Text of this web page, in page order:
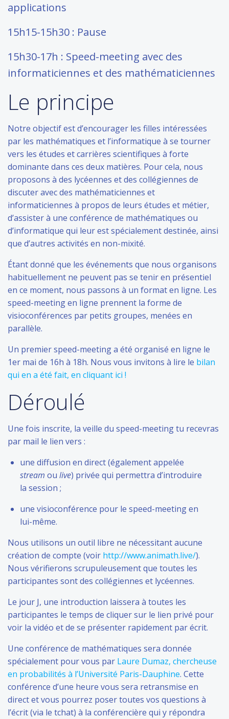
applications
15h15-15h30 : Pause
15h30-17h : Speed-meeting avec des
informaticiennes et des mathématiciennes
Le principe
Notre objectif est d’encourager les filles intéressées
par les mathématiques et l’informatique à se tourner
vers les études et carrières scientifiques à forte
dominante dans ces deux matières. Pour cela, nous
proposons à des lycéennes et des collégiennes de
discuter avec des mathématiciennes et
informaticiennes à propos de leurs études et métier,
d’assister à une conférence de mathématiques ou
d’informatique qui leur est spécialement destinée, ainsi
que d’autres activités en non-mixité.
Étant donné que les événements que nous organisons
habituellement ne peuvent pas se tenir en présentiel
en ce moment, nous passons à un format en ligne. Les
speed-meeting en ligne prennent la forme de
visioconférences par petits groupes, menées en
parallèle.
Un premier speed-meeting a été organisé en ligne le
1er mai de 16h à 18h. Nous vous invitons à lire le bilan
qui en a été fait, en cliquant ici !
Déroulé
Une fois inscrite, la veille du speed-meeting tu recevras
par mail le lien vers :
une diffusion en direct (également appelée
stream ou live) privée qui permettra d’introduire
la session ;
une visioconférence pour le speed-meeting en
lui-même.
Nous utilisons un outil libre ne nécessitant aucune
création de compte (voir http://www.animath.live/).
Nous vérifierons scrupuleusement que toutes les
participantes sont des collégiennes et lycéennes.
Le jour J, une introduction laissera à toutes les
participantes le temps de cliquer sur le lien privé pour
voir la vidéo et de se présenter rapidement par écrit.
Une conférence de mathématiques sera donnée
spécialement pour vous par Laure Dumaz, chercheuse
en probabilités à l’Université Paris-Dauphine. Cette
conférence d’une heure vous sera retransmise en
direct et vous pourrez poser toutes vos questions à
l’écrit (via le tchat) à la conférencière qui y répondra